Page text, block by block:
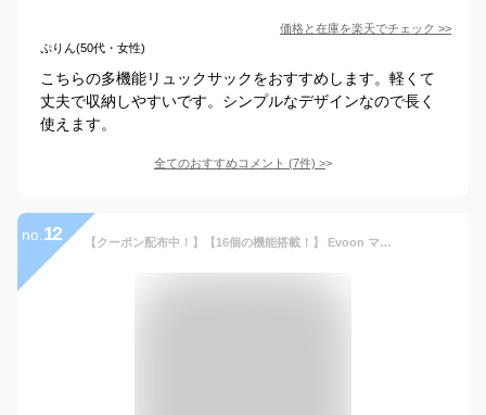
価格と在庫を楽天でチェック >>
ぷりん(50代・女性)
こちらの多機能リュックサックをおすすめします。軽くて
丈夫で収納しやすいです。シンプルなデザインなので長く
使えます。
全てのおすすめコメント (7件) >
no. 12 【クーポン配布中！】【16個の機能搭載！】 Evoon マルチビジネスリュックair2.0 軽量 800g 22L 大容量 多収納 多機能 メンズ レディース 男性 女性 女子 男女兼用 撥水 通勤 通学 旅行 15.6インチ PC パソコン YKK ビジネス リュック ビジネスリュック バックパック